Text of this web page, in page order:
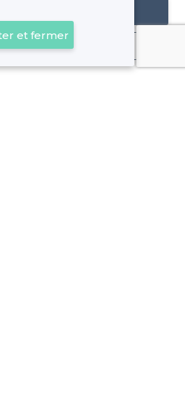
mon établissement
Déjà client
et fermer